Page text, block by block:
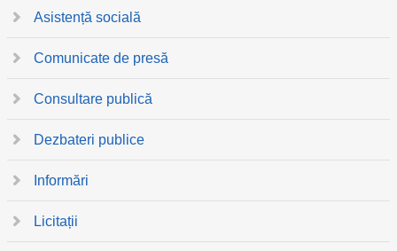
Asistență socială
Comunicate de presă
Consultare publică
Dezbateri publice
Informări
Licitații